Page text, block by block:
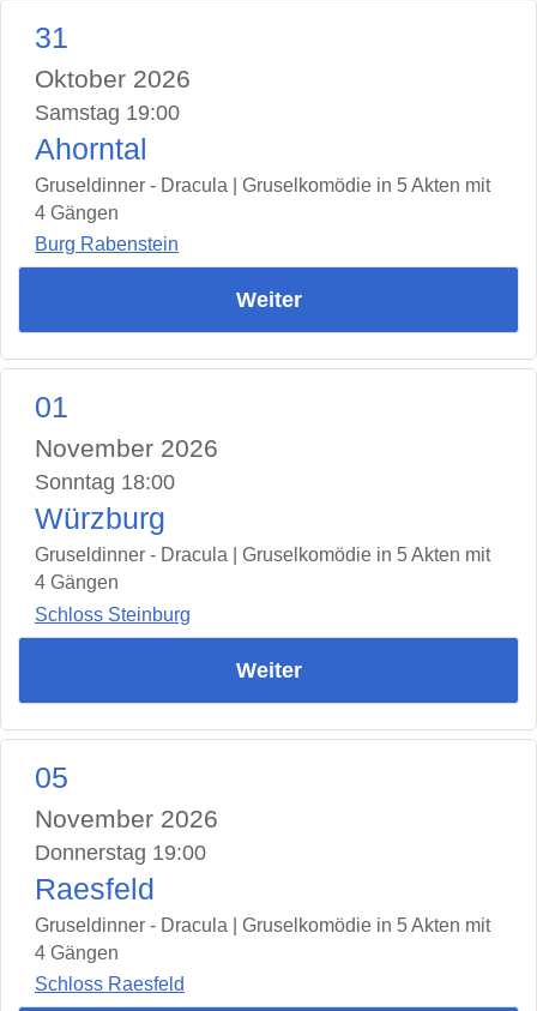
31
Oktober 2026
Samstag 19:00
Ahorntal
Gruseldinner - Dracula | Gruselkomödie in 5 Akten mit
4 Gängen
Burg Rabenstein
Weiter
01
November 2026
Sonntag 18:00
Würzburg
Gruseldinner - Dracula | Gruselkomödie in 5 Akten mit
4 Gängen
Schloss Steinburg
Weiter
05
November 2026
Donnerstag 19:00
Raesfeld
Gruseldinner - Dracula | Gruselkomödie in 5 Akten mit
4 Gängen
Schloss Raesfeld